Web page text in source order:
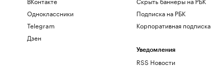
Одноклассники
Telegram
Дзен
Подписка на РБК
Корпоративная подписка
Уведомления
RSS Новости